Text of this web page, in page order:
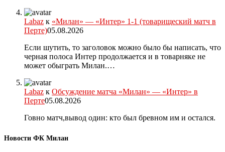
Labaz к «Милан» — «Интер» 1-1 (товарищеский матч в
Перте)05.08.2026
Если шутить, то заголовок можно было бы написать, что
черная полоса Интер продолжается и в товарняке не
может обыграть Милан.…
Labaz к Обсуждение матча «Милан» — «Интер» в
Перте05.08.2026
Говно матч,вывод один: кто был бревном им и остался.
Новости ФК Милан